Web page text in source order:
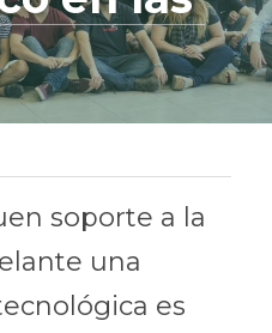
soporte a la
una
es